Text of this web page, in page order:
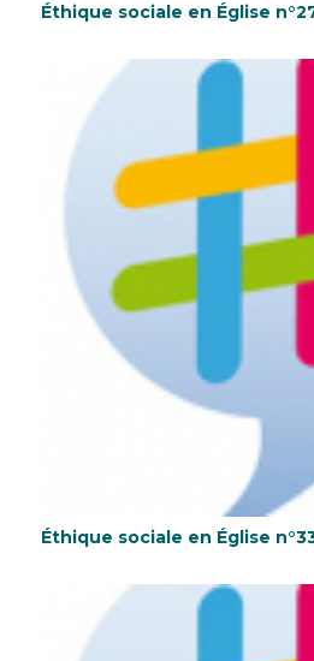
Éthique sociale en Église
Éthique sociale en Église